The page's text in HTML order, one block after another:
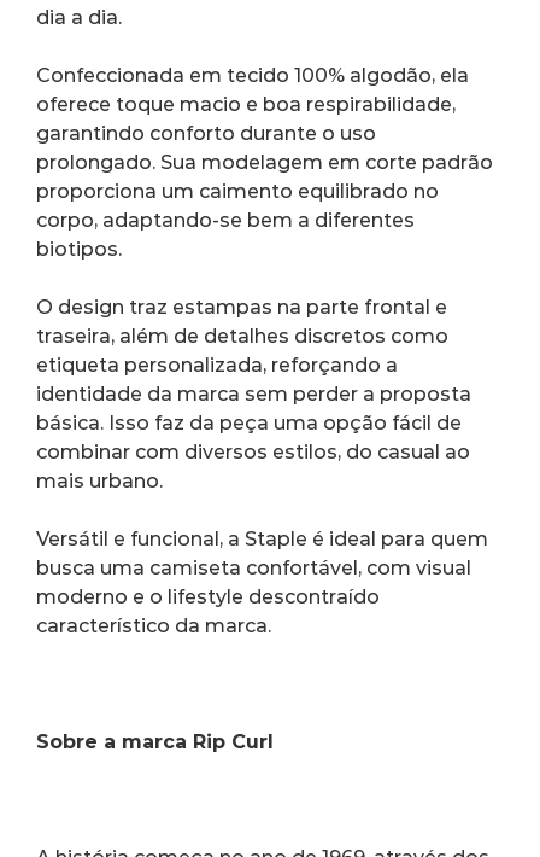
dia a dia.
Confeccionada em tecido 100% algodão, ela
oferece toque macio e boa respirabilidade,
garantindo conforto durante o uso
prolongado. Sua modelagem em corte padrão
proporciona um caimento equilibrado no
corpo, adaptando-se bem a diferentes
biotipos.
O design traz estampas na parte frontal e
traseira, além de detalhes discretos como
etiqueta personalizada, reforçando a
identidade da marca sem perder a proposta
básica. Isso faz da peça uma opção fácil de
combinar com diversos estilos, do casual ao
mais urbano.
Versátil e funcional, a Staple é ideal para quem
busca uma camiseta confortável, com visual
moderno e o lifestyle descontraído
característico da marca.
Sobre a marca Rip Curl